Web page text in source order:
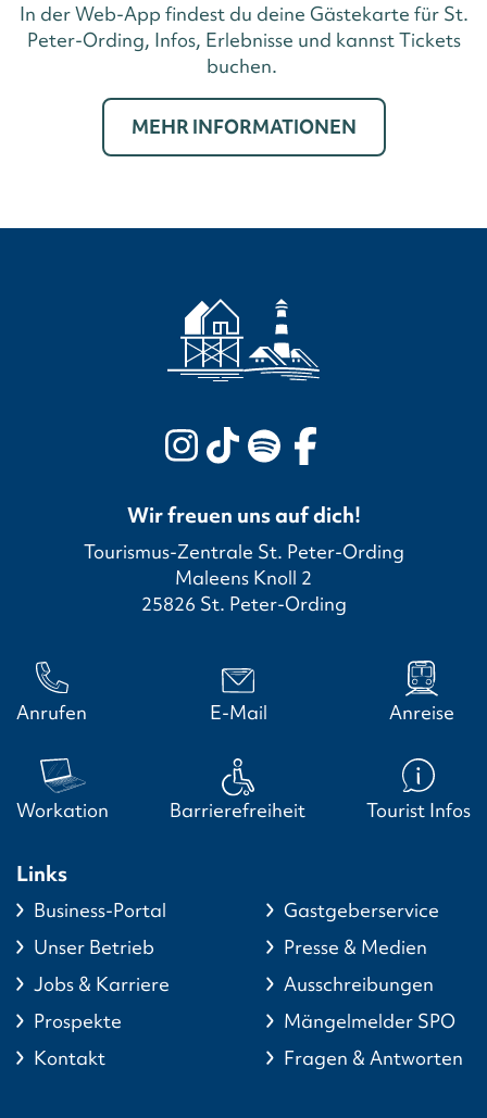
In der Web-App findest du deine Gästekarte für St.
Peter-Ording, Infos, Erlebnisse und kannst Tickets
buchen.
MEHR INFORMATIONEN
Wir freuen uns auf dich!
Tourismus-Zentrale St. Peter-Ording
Maleens Knoll 2
25826 St. Peter-Ording
Anrufen E-Mail Anreise
Workation Barrierefreiheit Tourist Infos
Links
Business-Portal
Gastgeberservice
Unser Betrieb
Presse & Medien
Jobs & Karriere
Ausschreibungen
Prospekte
Mängelmelder SPO
Kontakt
Fragen & Antworten